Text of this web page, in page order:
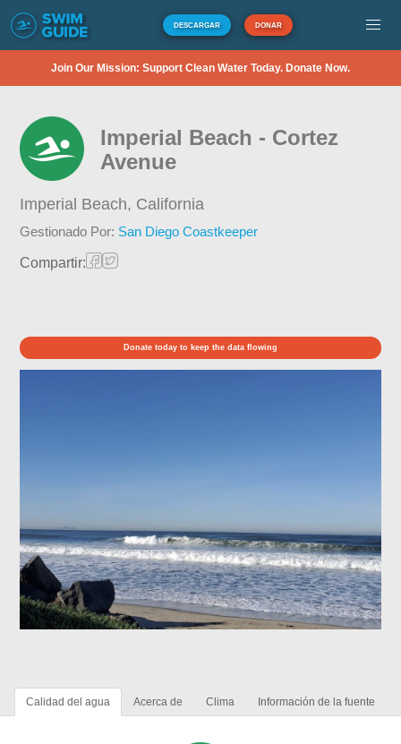
DESCARGAR DONAR
Join Our Mission: Support Clean Water Today. Donate Now.
Imperial Beach - Cortez
Avenue
Imperial Beach, California
Gestionado Por: San Diego Coastkeeper
Compartir:
Donate today to keep the data flowing
Calidad del agua Acerca de Clima Información de la fuente